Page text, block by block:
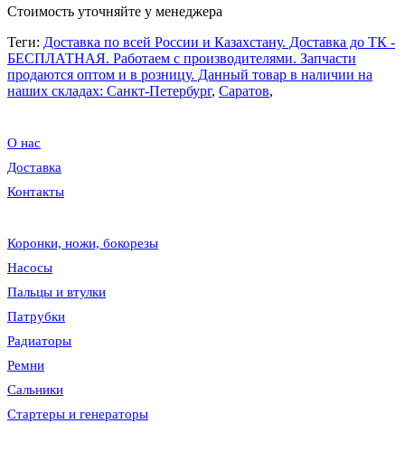
Стоимость уточняйте у менеджера
Теги: Доставка по всей России и Казахстану. Доставка до ТК -
БЕСПЛАТНАЯ. Работаем c производителями. Запчасти
продаются оптом и в розницу. Данный товар в наличии на
наших складах: Санкт-Петербург, Саратов,
О нас
Доставка
Контакты
Коронки, ножи, бокорезы
Насосы
Пальцы и втулки
Патрубки
Радиаторы
Ремни
Сальники
Стартеры и генераторы